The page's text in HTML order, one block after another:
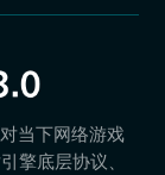
当下网络游戏
擎底层协议、